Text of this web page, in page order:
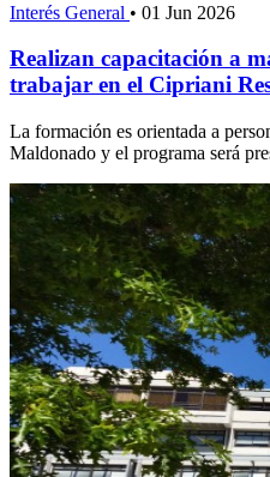
Interés General • 01 Jun 2026
Realizan capacitación a
trabajar en el Cipriani
La formación es orientada a
Maldonado y el programa será